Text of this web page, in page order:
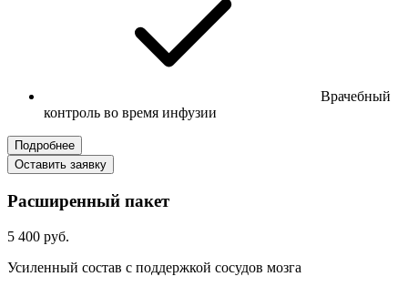
Врачебный
контроль во время инфузии
Подробнее
Оставить заявку
Расширенный пакет
5 400 руб.
Усиленный состав с поддержкой сосудов мозга